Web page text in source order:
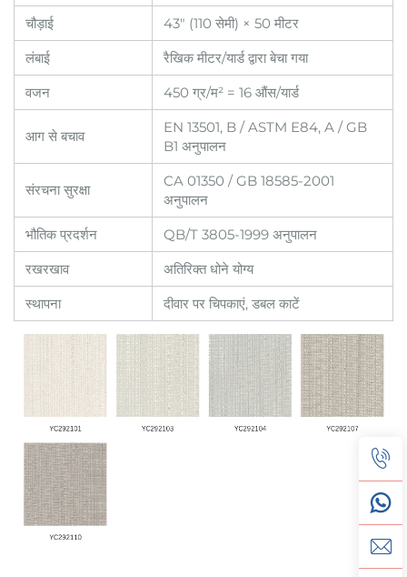
चौड़ाई
43" (110 सेमी) × 50 मीटर
लंबाई
रैखिक मीटर/यार्ड द्वारा बेचा गया
वजन
450 ग्र/म² = 16 औंस/यार्ड
आग से बचाव
EN 13501, B / ASTM E84, A / GB
B1 अनुपालन
संरचना सुरक्षा
CA 01350 / GB 18585-2001
अनुपालन
भौतिक प्रदर्शन
QB/T 3805-1999 अनुपालन
रखरखाव
अतिरिक्त धोने योग्य
स्थापना
दीवार पर चिपकाएं, डबल काटें